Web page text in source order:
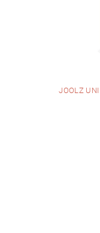
JOOLZ UNI